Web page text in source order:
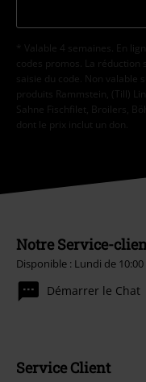
* Valable 4 semaines. En
codes promos. La
saisie du code. Non valable
produits Rammstein, (Till)
Sahne Fischfilet, Broilers,
dont le prix inclut un don.
Notre Service-
Disponible : Lundi de 10:00
Démarrer le Chat
Service Client